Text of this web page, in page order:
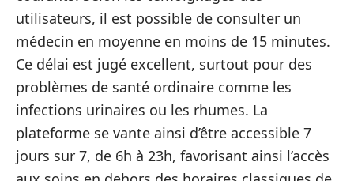
utilisateurs, il est possible de consulter un
médecin en moyenne en moins de 15 minutes.
Ce délai est jugé excellent, surtout pour des
problèmes de santé ordinaire comme les
infections urinaires ou les rhumes. La
plateforme se vante ainsi d’être accessible 7
jours sur 7, de 6h à 23h, favorisant ainsi l’accès